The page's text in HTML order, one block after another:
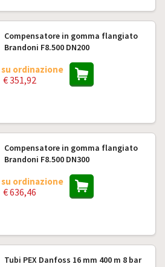
Compensatore in gomma flangiato
Brandoni F8.500 DN200
su ordinazione
€ 351,92
Compensatore in gomma flangiato
Brandoni F8.500 DN300
su ordinazione
€ 636,46
Tubi PEX Danfoss 16 mm 400 m 8 bar